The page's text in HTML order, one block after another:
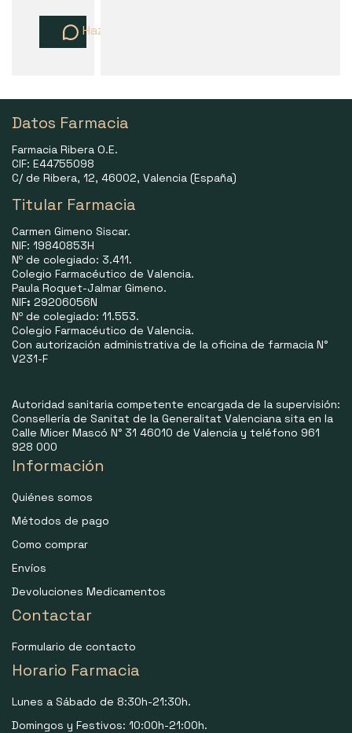
Haz una pregunta
Datos Farmacia
Farmacia Ribera O.E.
CIF: E44755098
C/ de Ribera, 12, 46002, Valencia (España)
Titular Farmacia
Carmen Gimeno Siscar.
NIF: 19840853H
Nº de colegiado: 3.411.
Colegio Farmacéutico de Valencia.
Paula Roquet-Jalmar Gimeno.
NIF: 29206056N
Nº de colegiado: 11.553.
Colegio Farmacéutico de Valencia.
Con autorización administrativa de la oficina de farmacia N°
V231-F
Autoridad sanitaria competente encargada de la supervisión:
Consellería de Sanitat de la Generalitat Valenciana sita en la
Calle Micer Mascó N° 31 46010 de Valencia y teléfono 961
928 000
Información
Quiénes somos
Métodos de pago
Como comprar
Envíos
Devoluciones Medicamentos
Contactar
Formulario de contacto
Horario Farmacia
Lunes a Sábado de 8:30h-21:30h.
Domingos y Festivos: 10:00h-21:00h.